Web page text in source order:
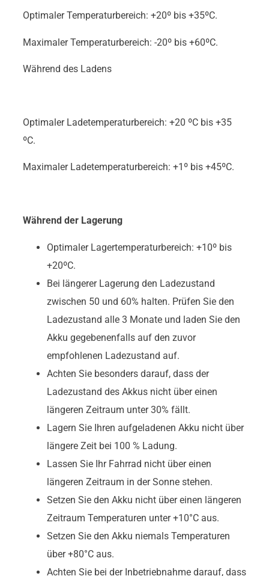
Optimaler Temperaturbereich: +20º bis +35ºC.
Maximaler Temperaturbereich: -20º bis +60ºC.
Während des Ladens
Optimaler Ladetemperaturbereich: +20 ºC bis +35
ºC.
Maximaler Ladetemperaturbereich: +1º bis +45ºC.
Während der Lagerung
Optimaler Lagertemperaturbereich: +10º bis
+20ºC.
Bei längerer Lagerung den Ladezustand
zwischen 50 und 60% halten. Prüfen Sie den
Ladezustand alle 3 Monate und laden Sie den
Akku gegebenenfalls auf den zuvor
empfohlenen Ladezustand auf.
Achten Sie besonders darauf, dass der
Ladezustand des Akkus nicht über einen
längeren Zeitraum unter 30% fällt.
Lagern Sie Ihren aufgeladenen Akku nicht über
längere Zeit bei 100 % Ladung.
Lassen Sie Ihr Fahrrad nicht über einen
längeren Zeitraum in der Sonne stehen.
Setzen Sie den Akku nicht über einen längeren
Zeitraum Temperaturen unter +10°C aus.
Setzen Sie den Akku niemals Temperaturen
über +80°C aus.
Achten Sie bei der Inbetriebnahme darauf, dass